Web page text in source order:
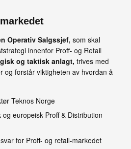
Operativ Salgssjef, som skal
innenfor Proff- og Retail
og taktisk anlagt, trives med
og forstår viktigheten av hvordan å
Teknos Norge
europeisk Proff & Distribution
for Proff- og retail-markedet